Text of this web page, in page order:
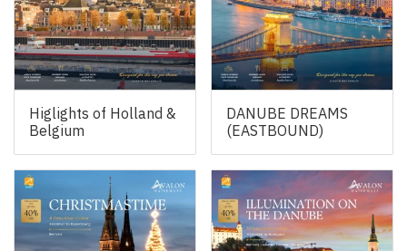
Higlights of Holland &
Belgium
DANUBE DREAMS
(EASTBOUND)